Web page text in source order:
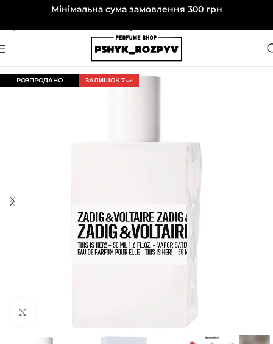
Перейти до навігаціїМінімальна сума замовлення 300 грн
РОЗПРОДАНО ЗАЛИШОК 7 МЛ